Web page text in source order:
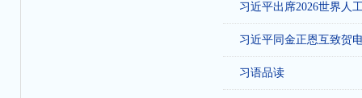
习近平出席2026世界人
习近平同金正恩互致贺
习语品读